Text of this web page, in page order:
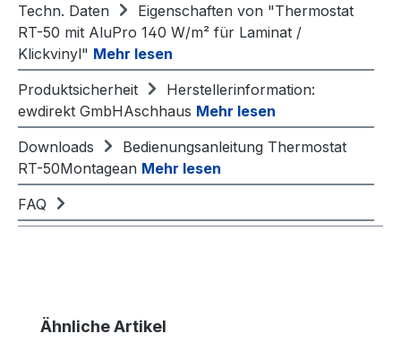
Techn. Daten
Eigenschaften von "Thermostat
RT-50 mit AluPro 140 W/m² für Laminat /
Klickvinyl" Mehr lesen
Produktsicherheit
Herstellerinformation:
ewdirekt GmbHAschhaus Mehr lesen
Downloads
Bedienungsanleitung Thermostat
RT-50Montagean Mehr lesen
FAQ
Produktgalerie überspringen
Ähnliche Artikel